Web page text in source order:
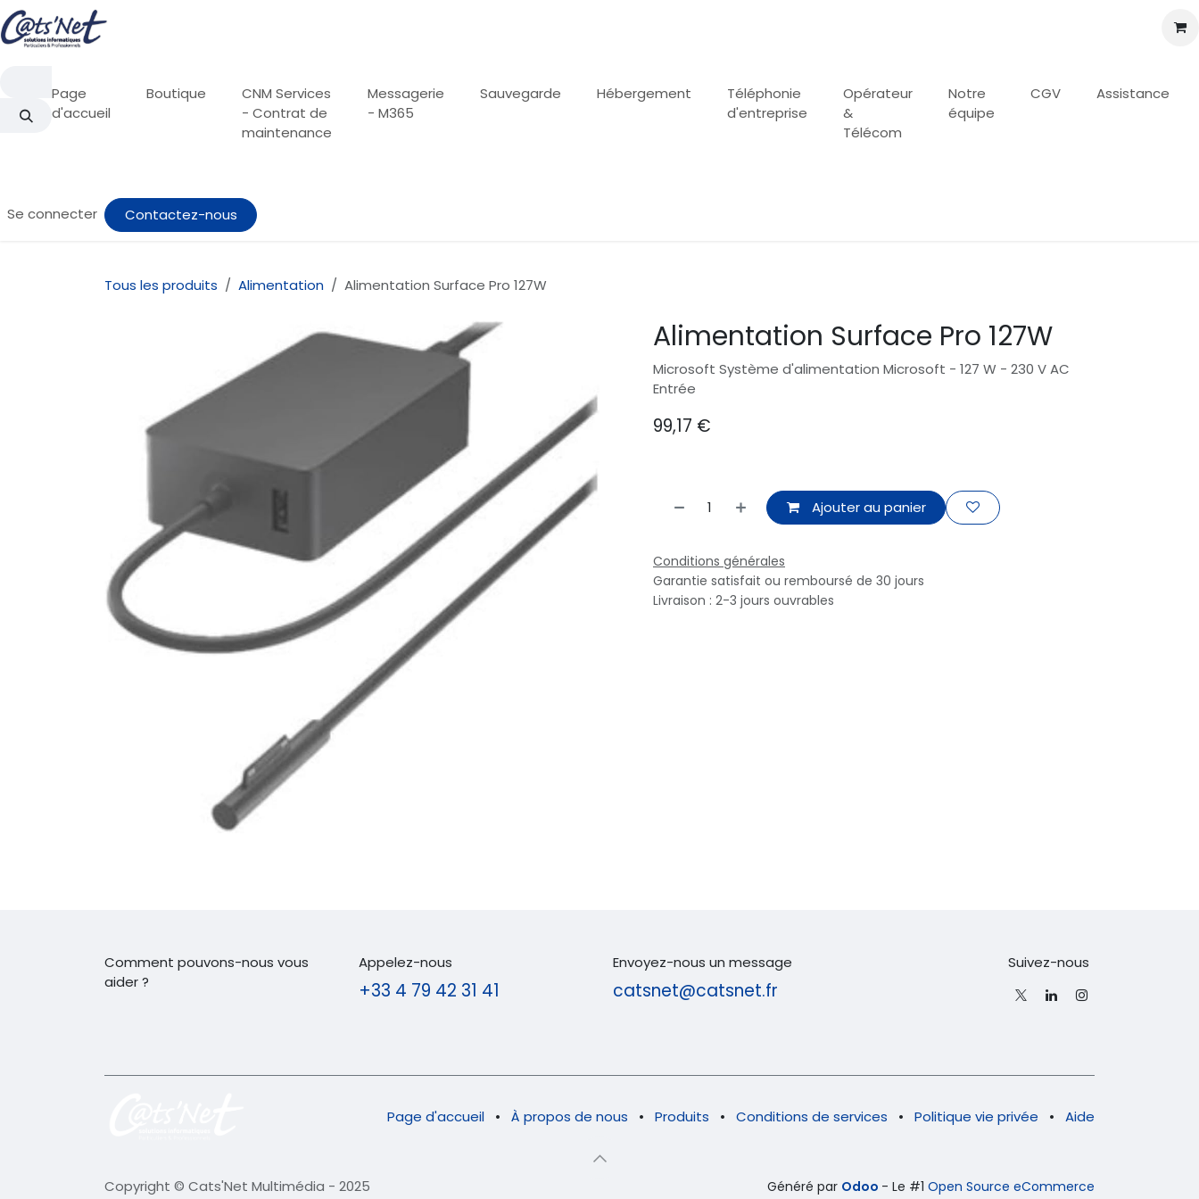
Se rendre au contenu
Page
d'accueil
Boutique
CNM Services
- Contrat de
maintenance
Messagerie
- M365
Sauvegarde Hébergement
Téléphonie
d'entreprise
Opérateur
&
Télécom
Notre
équipe
CGV Assistance
Se connecter Contactez-nous
Tous les produits Alimentation Alimentation Surface Pro 127W
Alimentation Surface Pro 127W
Microsoft Système d'alimentation Microsoft - 127 W - 230 V AC
Entrée
99,17 €
Ajouter au panier
Conditions générales
Garantie satisfait ou remboursé de 30 jours
Livraison : 2-3 jours ouvrables
Comment pouvons-nous vous
aider ?
Appelez-nous
+33 4 79 42 31 41
Envoyez-nous un message
catsnet@catsnet.fr
Suivez-nous
Page d'accueil • À propos de nous • Produits • Conditions de services • Politique vie privée • Aide
Copyright © Cats'Net Multimédia - 2025 Généré par Odoo - Le #1 Open Source eCommerce